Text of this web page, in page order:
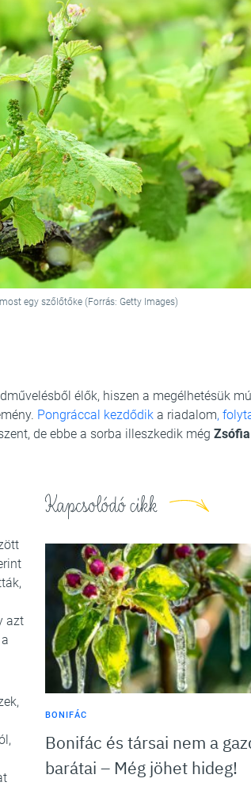
egy szőlőtőke (Forrás: Getty Images)
élők, hiszen a megélhetésük
Pongráccal kezdődik a riadalom,
de ebbe a sorba illeszkedik még Zsófia
Kapcsolódó cikk
BONIFÁC
Bonifác és társai nem a
barátai – Még jöhet hideg!
azt